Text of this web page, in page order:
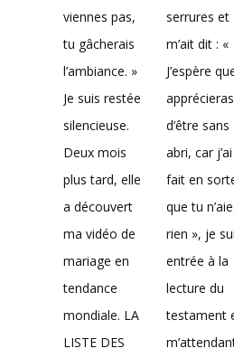
viennes pas,
tu gâcherais
l’ambiance. »
Je suis restée
silencieuse.
Deux mois
plus tard, elle
a découvert
ma vidéo de
mariage en
tendance
mondiale. LA
LISTE DES
serrures et
m’ait dit : «
J’espère
apprécieras
d’être sans
abri, car j’ai
fait en
que tu
rien », je
entrée à la
lecture du
testament